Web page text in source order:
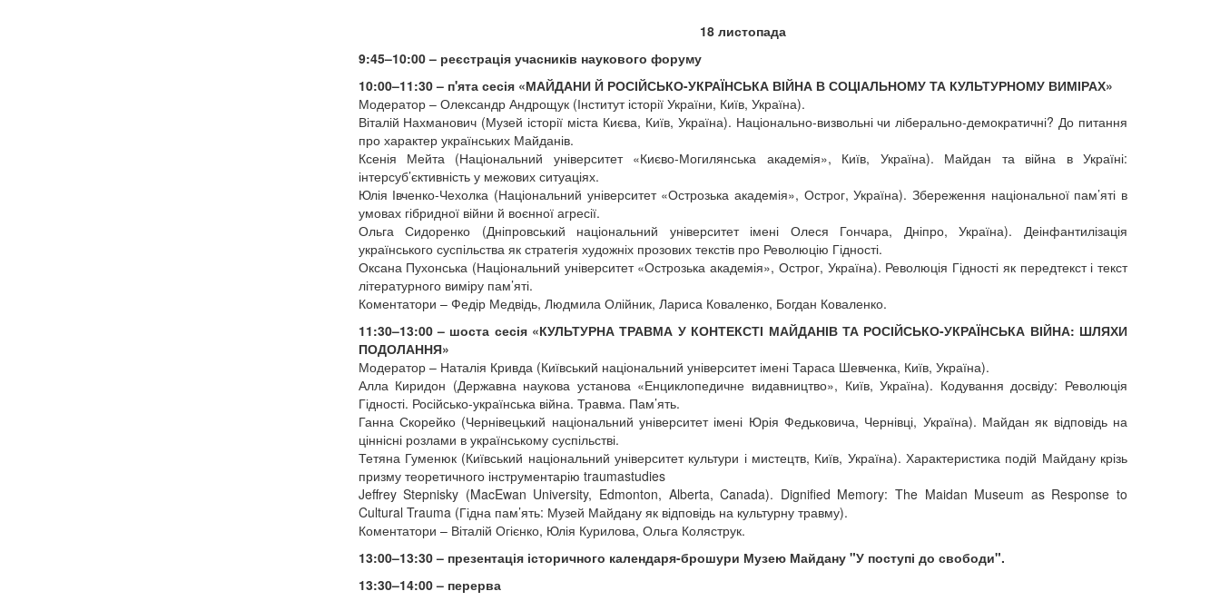
18 листопада
9:45–10:00 – реєстрація учасників наукового форуму
10:00–11:30 – п'ята сесія «МАЙДАНИ Й РОСІЙСЬКО-УКРАЇНСЬКА ВІЙНА В СОЦІАЛЬНОМУ ТА КУЛЬТУРНОМУ ВИМІРАХ»
Модератор – Олександр Андрощук (Інститут історії України, Київ, Україна).
Віталій Нахманович (Музей історії міста Києва, Київ, Україна). Національно-визвольні чи ліберально-демократичні? До питання
про характер українських Майданів.
Ксенія Мейта (Національний університет «Києво-Могилянська академія», Київ, Україна). Майдан та війна в Україні:
інтерсуб’єктивність у межових ситуаціях.
Юлія Івченко-Чехолка (Національний університет «Острозька академія», Острог, Україна). Збереження національної пам’яті в
умовах гібридної війни й воєнної агресії.
Ольга Сидоренко (Дніпровський національний університет імені Олеся Гончара, Дніпро, Україна). Деінфантилізація
українського суспільства як стратегія художніх прозових текстів про Революцію Гідності.
Оксана Пухонська (Національний університет «Острозька академія», Острог, Україна). Революція Гідності як передтекст і текст
літературного виміру пам’яті.
Коментатори – Федір Медвідь, Людмила Олійник, Лариса Коваленко, Богдан Коваленко.
11:30–13:00 – шоста сесія «КУЛЬТУРНА ТРАВМА У КОНТЕКСТІ МАЙДАНІВ ТА РОСІЙСЬКО-УКРАЇНСЬКА ВІЙНА: ШЛЯХИ
ПОДОЛАННЯ»
Модератор – Наталія Кривда (Київський національний університет імені Тараса Шевченка, Київ, Україна).
Алла Киридон (Державна наукова установа «Енциклопедичне видавництво», Київ, Україна). Кодування досвіду: Революція
Гідності. Російсько-українська війна. Травма. Пам’ять.
Ганна Скорейко (Чернівецький національний університет імені Юрія Федьковича, Чернівці, Україна). Майдан як відповідь на
ціннісні розлами в українському суспільстві.
Тетяна Гуменюк (Київський національний університет культури і мистецтв, Київ, Україна). Характеристика подій Майдану крізь
призму теоретичного інструментарію traumastudies
Jeffrey Stepnisky (MacEwan University, Edmonton, Alberta, Canada). Dignified Memory: The Maidan Museum as Response to
Cultural Trauma (Гідна пам’ять: Музей Майдану як відповідь на культурну травму).
Коментатори – Віталій Огієнко, Юлія Курилова, Ольга Коляструк.
13:00–13:30 – презентація історичного календаря-брошури Музею Майдану "У поступі до свободи".
13:30–14:00 – перерва